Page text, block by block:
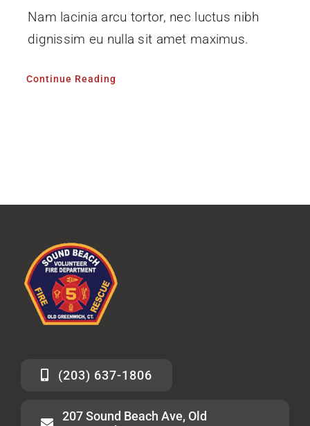
Nam lacinia arcu tortor, nec luctus nibh
dignissim eu nulla sit amet maximus.
Continue Reading
(203) 637-1806
207 Sound Beach Ave, Old